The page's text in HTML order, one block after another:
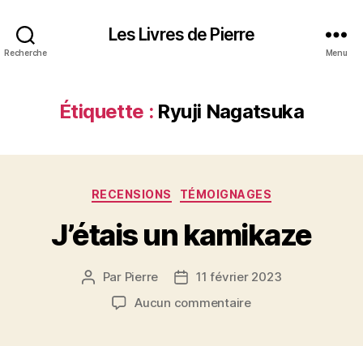
Recherche
Les Livres de Pierre
Menu
Étiquette : Ryuji Nagatsuka
Catégories
RECENSIONS TÉMOIGNAGES
J’étais un kamikaze
Auteur
l’article
Par Pierre
Date11 février 2023
Aucun commentairesur